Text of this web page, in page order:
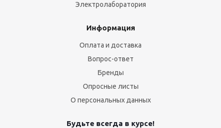
Электролаборатория
Информация
Оплата и доставка
Вопрос-ответ
Бренды
Опросные листы
О персональных данных
Будьте всегда в курсе!